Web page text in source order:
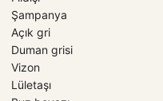
Şampanya
Açık gri
Duman grisi
Vizon
Lületaşı